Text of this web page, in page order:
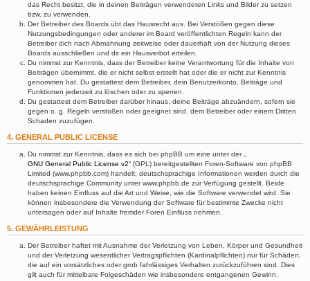
das Recht besitzt, die in deinen Beiträgen verwendeten Links und Bilder zu setzen
bzw. zu verwenden.
Der Betreiber des Boards übt das Hausrecht aus. Bei Verstößen gegen diese
Nutzungsbedingungen oder anderer im Board veröffentlichten Regeln kann der
Betreiber dich nach Abmahnung zeitweise oder dauerhaft von der Nutzung dieses
Boards ausschließen und dir ein Hausverbot erteilen.
Du nimmst zur Kenntnis, dass der Betreiber keine Verantwortung für die Inhalte von
Beiträgen übernimmt, die er nicht selbst erstellt hat oder die er nicht zur Kenntnis
genommen hat. Du gestattest dem Betreiber, dein Benutzerkonto, Beiträge und
Funktionen jederzeit zu löschen oder zu sperren.
Du gestattest dem Betreiber darüber hinaus, deine Beiträge abzuändern, sofern sie
gegen o. g. Regeln verstoßen oder geeignet sind, dem Betreiber oder einem Dritten
Schaden zuzufügen.
4. GENERAL PUBLIC LICENSE
Du nimmst zur Kenntnis, dass es sich bei phpBB um eine unter der „
GNU General Public License v2“ (GPL) bereitgestellten Foren-Software von phpBB
Limited (www.phpbb.com) handelt; deutschsprachige Informationen werden durch die
deutschsprachige Community unter www.phpbb.de zur Verfügung gestellt. Beide
haben keinen Einfluss auf die Art und Weise, wie die Software verwendet wird. Sie
können insbesondere die Verwendung der Software für bestimmte Zwecke nicht
untersagen oder auf Inhalte fremder Foren Einfluss nehmen.
5. GEWÄHRLEISTUNG
Der Betreiber haftet mit Ausnahme der Verletzung von Leben, Körper und Gesundheit
und der Verletzung wesentlicher Vertragspflichten (Kardinalpflichten) nur für Schäden,
die auf ein vorsätzliches oder grob fahrlässiges Verhalten zurückzuführen sind. Dies
gilt auch für mittelbare Folgeschäden wie insbesondere entgangenen Gewinn.